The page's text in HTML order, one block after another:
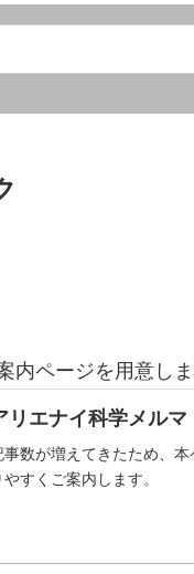
内ページを用意しま
リエナイ科学メルマ
事数が増えてきたため、
やすくご案内します。